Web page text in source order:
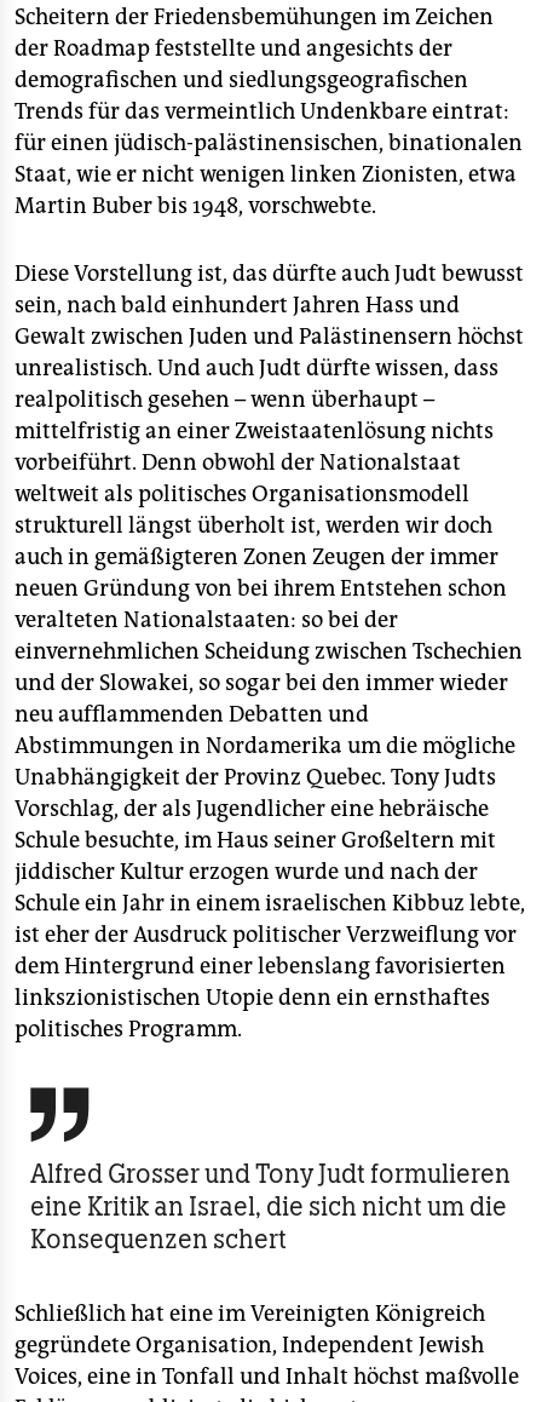
Scheitern der Friedensbemühungen im Zeichen
der Roadmap feststellte und angesichts der
demografischen und siedlungsgeografischen
Trends für das vermeintlich Undenkbare eintrat:
für einen jüdisch-palästinensischen, binationalen
Staat, wie er nicht wenigen linken Zionisten, etwa
Martin Buber bis 1948, vorschwebte.
Diese Vorstellung ist, das dürfte auch Judt bewusst
sein, nach bald einhundert Jahren Hass und
Gewalt zwischen Juden und Palästinensern höchst
unrealistisch. Und auch Judt dürfte wissen, dass
realpolitisch gesehen – wenn überhaupt –
mittelfristig an einer Zweistaatenlösung nichts
vorbeiführt. Denn obwohl der Nationalstaat
weltweit als politisches Organisationsmodell
strukturell längst überholt ist, werden wir doch
auch in gemäßigteren Zonen Zeugen der immer
neuen Gründung von bei ihrem Entstehen schon
veralteten Nationalstaaten: so bei der
einvernehmlichen Scheidung zwischen Tschechien
und der Slowakei, so sogar bei den immer wieder
neu aufflammenden Debatten und
Abstimmungen in Nordamerika um die mögliche
Unabhängigkeit der Provinz Quebec. Tony Judts
Vorschlag, der als Jugendlicher eine hebräische
Schule besuchte, im Haus seiner Großeltern mit
jiddischer Kultur erzogen wurde und nach der
Schule ein Jahr in einem israelischen Kibbuz lebte,
ist eher der Ausdruck politischer Verzweiflung vor
dem Hintergrund einer lebenslang favorisierten
linkszionistischen Utopie denn ein ernsthaftes
politisches Programm.

Alfred Grosser und Tony Judt formulieren
eine Kritik an Israel, die sich nicht um die
Konsequenzen schert
Schließlich hat eine im Vereinigten Königreich
gegründete Organisation, Independent Jewish
Voices, eine in Tonfall und Inhalt höchst maßvolle